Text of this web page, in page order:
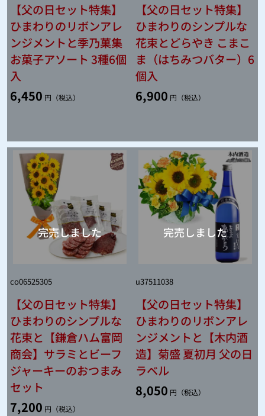
【父の日セット特集】
ひまわりのリボンアレ
ンジメントと季乃菓集
お菓子アソート 3種6個
入
6,450 円（税込）
【父の日セット特集】
ひまわりのシンプルな
花束とどらやき こまこ
ま（はちみつバター）6
個入
6,900 円（税込）
co06525305
【父の日セット特集】
ひまわりのシンプルな
花束と【鎌倉ハム富岡
商会】サラミとビーフ
ジャーキーのおつまみ
セット
7,200 円（税込）
u37511038
【父の日セット特集】
ひまわりのリボンアレ
ンジメントと【木内酒
造】菊盛 夏初月 父の日
ラベル
8,050 円（税込）